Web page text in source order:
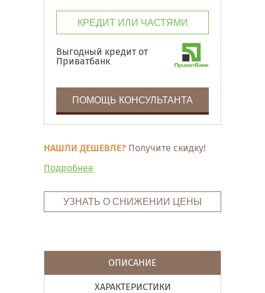
КРЕДИТ ИЛИ ЧАСТЯМИ
Выгодный кредит от
Приватбанк
ПОМОЩЬ КОНСУЛЬТАНТА
НАШЛИ ДЕШЕВЛЕ? Получите скидку!
Подробнее
УЗНАТЬ О СНИЖЕНИИ ЦЕНЫ
ОПИСАНИЕ
ХАРАКТЕРИСТИКИ